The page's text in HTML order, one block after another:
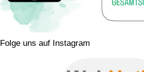
Folge uns auf Instagram